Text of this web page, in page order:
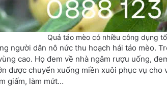
Quả táo mèo có nhiều công dụng
người dân nô nức thu hoạch hái táo mèo.
cao. Họ đem về nhà ngâm rượu uống,
được chuyển xuống miền xuôi phục vụ cho
giấm, làm mứt…